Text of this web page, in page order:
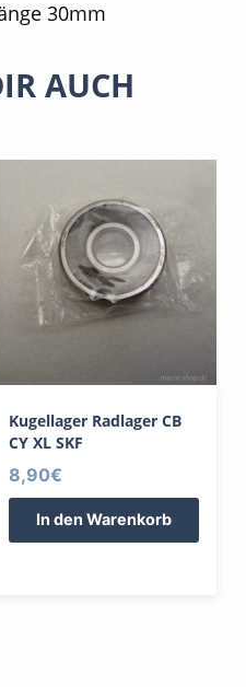
30mm
AUCH
Kugellager Radlager CB
CY XL SKF
8,90€
In den Warenkorb